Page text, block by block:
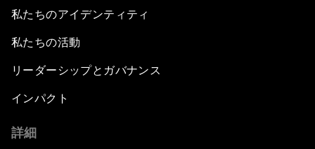
私たちのアイデンティティ
私たちの活動
リーダーシップとガバナンス
インパクト
詳細